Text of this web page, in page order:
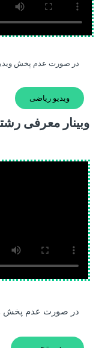
در صورت عدم پخش
ویدیو ریاضی
وبینار معرفی
در صورت عدم پخش